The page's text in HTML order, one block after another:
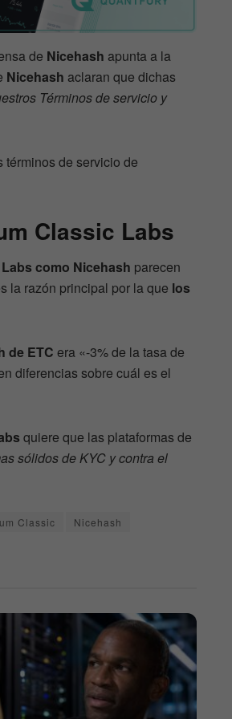
de Nicehash apunta a la
Nicehash aclaran que dichas
Términos de servicio y
de servicio de
Classic Labs
como Nicehash parecen
la razón principal por la que los
de ETC era «-3% de la tasa de
diferencias sobre cuál es el
quiere que las plataformas de
sólidos de KYC y contra el
Classic Nicehash